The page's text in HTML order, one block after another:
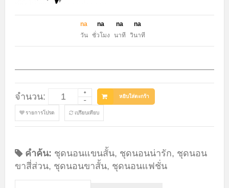
na
วัน
na
ชั่วโมง
na
นาที
na
วินาที
จำนวน: หยิบใส่ตะกร้า
รายการโปรด เปรียบเทียบ
คำค้น: ชุดนอนแขนสั้น, ชุดนอนน่ารัก, ชุดนอน
ขาสี่ส่วน, ชุดนอนขาสั้น, ชุดนอนแฟชั่น